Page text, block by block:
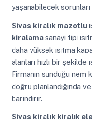
yaşanabilecek
Sivas kiralık mazotlu
kiralamasanayi tipi
daha yüksek ısıtma
alanları hızlı bir şekilde
Firmanın sunduğu nem
doğru planlandığında
barındırır.
Sivas kiralık kiralık